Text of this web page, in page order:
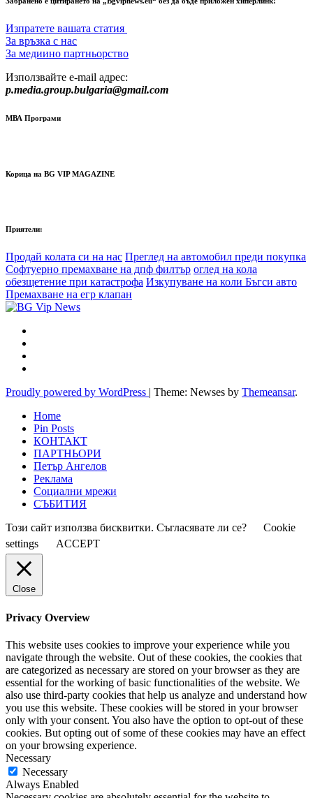
Изпратете вашата статия
За връзка с нас
За медиино партньорство
Използвайте e-mail адрес:
p.media.group.bulgaria@gmail.com
МВА Програми
Корица на BG VIP MAGAZINE
Приятели:
Продай колата си на нас Преглед на автомобил преди покупка
Софтуерно премахване на дпф филтър оглед на кола
обезщетение при катастрофа Изкупуване на коли Бъгси авто
Премахване на егр клапан
Proudly powered by WordPress Theme: Newses by Themeansar.
Home
Pin Posts
КОНТАКТ
ПАРТНЬОРИ
Петър Ангелов
Реклама
Социални мрежи
СЪБИТИЯ
Този сайт използва бисквитки. Съгласявате ли се?
Cookie
settings
ACCEPT
Close
Privacy Overview
This website uses cookies to improve your experience while you
navigate through the website. Out of these cookies, the cookies that
are categorized as necessary are stored on your browser as they are
essential for the working of basic functionalities of the website. We
also use third-party cookies that help us analyze and understand how
you use this website. These cookies will be stored in your browser
only with your consent. You also have the option to opt-out of these
cookies. But opting out of some of these cookies may have an effect
on your browsing experience.
Necessary
Necessary
Always Enabled